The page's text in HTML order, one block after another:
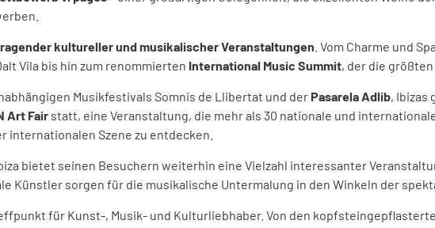
kultureller und musikalischer Veranstaltungen . Vom Charme und
Vila bis hin zum renommierten International Music Summit, der die
Musikfestivals Somnis de Llibertat und der Pasarela Adlib, Ibizas
Art Fair statt, eine Veranstaltung, die mehr als 30 nationale und
Szene zu entdecken.
bietet seinen Besuchern weiterhin eine Vielzahl interessanter
Künstler sorgen für die musikalische Untermalung in den Winkeln der
für Kunst-, Musik- und Kulturliebhaber. Von den